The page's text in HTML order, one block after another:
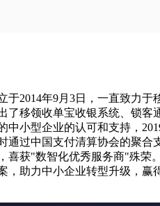
于2014年9月3日，一直致力
了移领收单宝收银系统、锁
小型企业的认可和支持，
过中国支付清算协会的聚合
喜获"数智化优秀服务商"殊荣
，助力中小企业转型升级，赢